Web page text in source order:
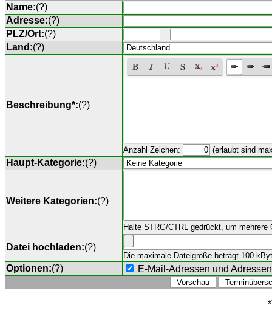
Name:(?)
Adresse:(?)
PLZ/Ort:(?)
Land:(?)
Beschreibung*:(?)
Anzahl Zeichen: (erlaubt sind
Haupt-Kategorie:(?)
Weitere Kategorien:(?)
Halte STRG/CTRL gedrückt, um mehrere
Datei hochladen:(?)
Die maximale Dateigröße beträgt 100
Optionen:(?) E-Mail-Adressen und